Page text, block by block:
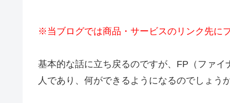
※当ブログでは商品・サービスのリンク先に
基本的な話に立ち戻るのですが、FP（ファ
人であり、何ができるようになるのでしょう